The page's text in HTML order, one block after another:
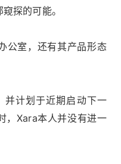
探的可能。
公室，还有其产品形态
并计划于近期启动下一
，Xara本人并没有进一